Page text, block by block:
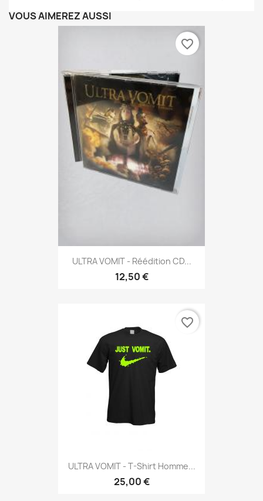
VOUS AIMEREZ AUSSI
ULTRA VOMIT - Réédition CD...
12,50 €
favorite_border
ULTRA VOMIT - T-Shirt Homme...
25,00 €
favorite_border